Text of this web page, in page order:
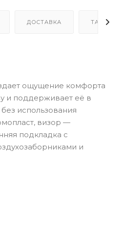
ДОСТАВКА ТАБЛИЦА
ощущение комфорта
и поддерживает её в
использования
визор —
подкладка с
и